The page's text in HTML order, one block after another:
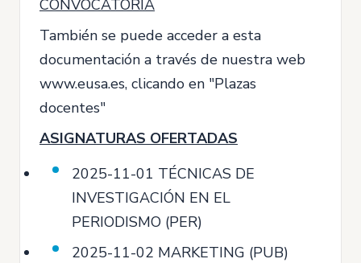
CONVOCATORIA
También se puede acceder a esta
documentación a través de nuestra web
www.eusa.es, clicando en "Plazas
docentes"
ASIGNATURAS OFERTADAS
2025-11-01 TÉCNICAS DE
INVESTIGACIÓN EN EL
PERIODISMO (PER)
2025-11-02 MARKETING (PUB)